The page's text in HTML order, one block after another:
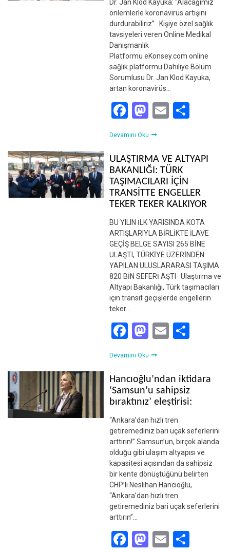
Dr. Jan Klod Kayuka: “Alacağımız
önlemlerle koronavirüs artışını
durdurabiliriz” Kişiye özel sağlık
tavsiyeleri veren Online Medikal
Danışmanlık
Platformu eKonsey.com online
sağlık platformu Dahiliye Bölüm
Sorumlusu Dr. Jan Klod Kayuka,
artan koronavirüs…
Facebook
Mastodon
Email
Devamını Oku
ULAŞTIRMA VE ALTYAPI
BAKANLIĞI: TÜRK
TAŞIMACILARI İÇİN
TRANSİTTE ENGELLER
TEKER TEKER KALKIYOR
BU YILIN İLK YARISINDA KOTA
ARTIŞLARIYLA BİRLİKTE İLAVE
GEÇİŞ BELGE SAYISI 265 BİNE
ULAŞTI, TÜRKİYE ÜZERİNDEN
YAPILAN ULUSLARARASI TAŞIMA
820 BİN SEFERİ AŞTI Ulaştırma ve
Altyapı Bakanlığı, Türk taşımacıları
için transit geçişlerde engellerin
teker…
Facebook
Mastodon
Email
Devamını Oku
Hancıoğlu’ndan iktidara
‘Samsun’u sahipsiz
bıraktınız’ eleştirisi:
“Ankara’dan hızlı tren
getiremediniz bari uçak seferlerini
arttırın!” Samsun’un, birçok alanda
olduğu gibi ulaşım altyapısı ve
kapasitesi açısından da sahipsiz
bir kente dönüştüğünü belirten
CHP’li Neslihan Hancıoğlu,
“Ankara’dan hızlı tren
getiremediniz bari uçak seferlerini
arttırın”…
Facebook
Mastodon
Email